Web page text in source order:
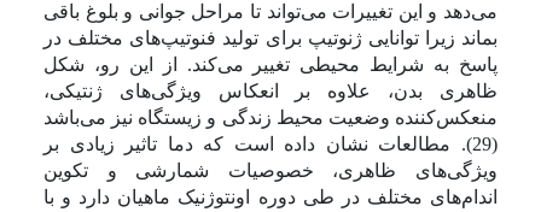
می‌دهد و این تغییرات می‌تواند تا مراحل جوانی و بلوغ باقی
بماند زیرا توانایی ژنوتیپ برای تولید فنوتیپ‌های مختلف در
پاسخ به شرایط محیطی تغییر می‌کند. از این رو، شکل
ظاهری بدن، علاوه بر انعکاس ویژگی‌های ژنتیکی،
منعکس‌کننده وضعیت محیط زندگی و زیستگاه نیز می‌باشد
(29). مطالعات نشان داده است که دما تاثیر زیادی بر
ویژگی‌های ظاهری، خصوصیات شمارشی و تکوین
اندام‌های مختلف در طی دوره اونتوژنیک ماهیان دارد و با